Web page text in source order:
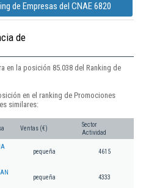
de Empresas del CNAE 6820
de
en la posición 85.038 del Ranking de
en el ranking de Promociones
similares:
Ventas (€)
Sector
Actividad
pequeña 4615
pequeña 4333